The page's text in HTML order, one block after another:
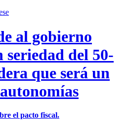
al gobierno
seriedad del 50-
que será un
el pacto fiscal.